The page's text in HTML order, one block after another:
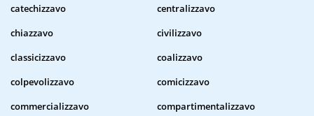
catechizzavo
centralizzavo
chiazzavo
civilizzavo
classicizzavo
coalizzavo
colpevolizzavo
comicizzavo
commercializzavo
compartimentalizzavo